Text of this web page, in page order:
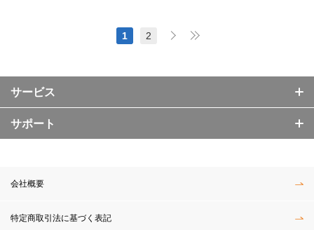
1 2
サービス
サポート
会社概要
特定商取引法に基づく表記